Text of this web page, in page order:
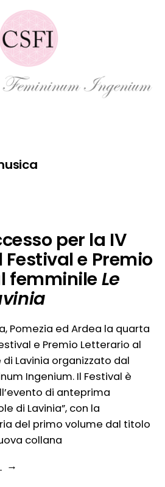
APS
per la IV
Festival e Premio
femminileLe
Pomezia ed Ardea la quarta
e Premio Letterario al
Lavinia organizzato dal
Ingenium. Il Festival è
di anteprima
di Lavinia”, con la
del primo volume dal titolo
collana
“Grande